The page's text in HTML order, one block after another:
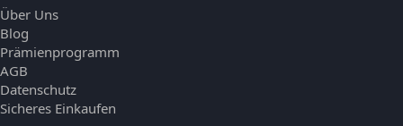
Über Uns
Blog
Prämienprogramm
AGB
Datenschutz
Sicheres Einkaufen